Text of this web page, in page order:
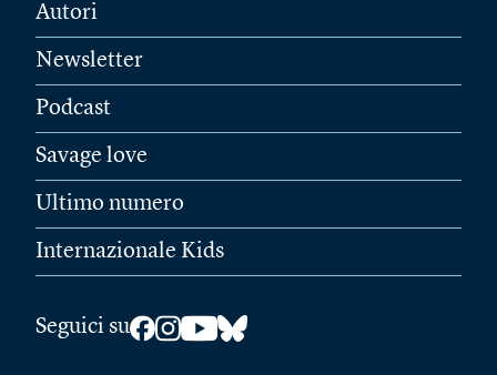
Autori
Newsletter
Podcast
Savage love
Ultimo numero
Internazionale Kids
Seguici su